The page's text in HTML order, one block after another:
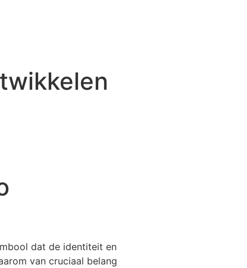
dat de identiteit en
van cruciaal belang